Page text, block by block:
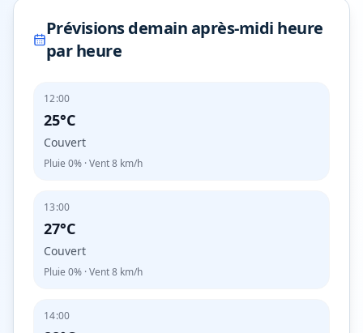
Prévisions demain après-midi heure
par heure
12:00
25°C
Couvert
Pluie 0% · Vent8 km/h
13:00
27°C
Couvert
Pluie 0% · Vent8 km/h
14:00